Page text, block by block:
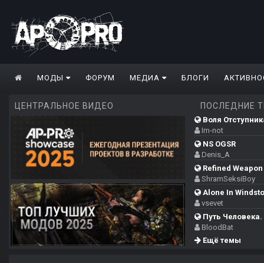
МОДЫ ФОРУМ МЕДИА БЛОГИ
ЦЕНТРАЛЬНОЕ ВИДЕО ПОСЛЕДНИЕ
Воля
Im-not
NS OGSR
Denis_A
Refined Weapon
ShramSeksiBoy
Alone In
vsevet
Путь
BloodBat
Ещё темы